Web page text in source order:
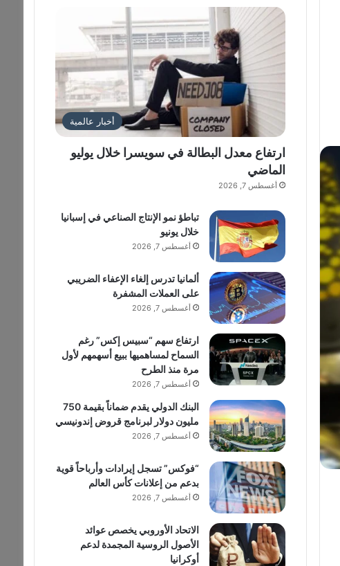
أخبار عالمية
ارتفاع معدل البطالة في سويسرا خلال يوليو
الماضي
أغسطس 7, 2026
تباطؤ نمو الإنتاج الصناعي في إسبانيا
خلال يونيو
أغسطس 7, 2026
ألمانيا تدرس إلغاء الإعفاء الضريبي
على العملات المشفرة
أغسطس 7, 2026
ارتفاع سهم “سبيس إكس” رغم
السماح لمساهميها ببيع أسهمهم لأول
مرة منذ الطرح
أغسطس 7, 2026
البنك الدولي يقدم ضماناً بقيمة 750
مليون دولار لبرنامج قروض إندونيسي
أغسطس 7, 2026
“فوكس” تسجل إيرادات وأرباحاً قوية
بدعم من إعلانات كأس العالم
أغسطس 7, 2026
الاتحاد الأوروبي يخصص عوائد
الأصول الروسية المجمدة لدعم
أوكرانيا